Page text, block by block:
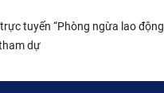
tuyến “Phòng ngừa lao động
dự